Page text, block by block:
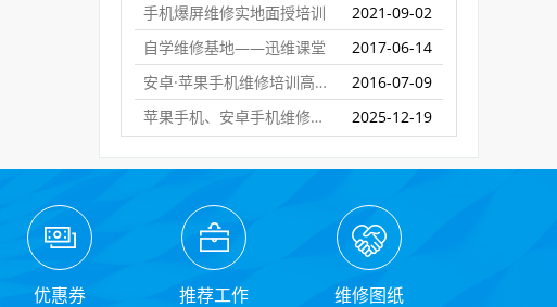
手机爆屏维修实地面授培训
2021-09-02
自学维修基地——迅维课堂
2017-06-14
安卓·苹果手机维修培训高级班【实地】
2016-07-09
苹果手机、安卓手机维修培训（远程网络班）
2025-12-19
优惠券 推荐工作 维修图纸